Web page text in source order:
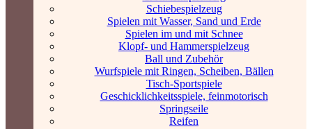
Schiebespielzeug
Spielen mit Wasser, Sand und Erde
Spielen im und mit Schnee
Klopf- und Hammerspielzeug
Ball und Zubehör
Wurfspiele mit Ringen, Scheiben, Bällen
Tisch-Sportspiele
Geschicklichkeitsspiele, feinmotorisch
Springseile
Reifen